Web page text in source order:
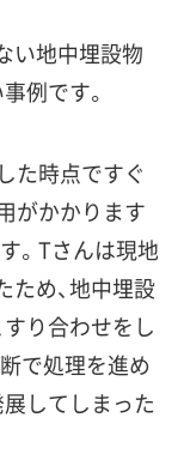
い地中埋設物
例です。
た時点ですぐ
がかかります
。Tさんは現地
め、地中埋設
り合わせをし
で処理を進め
してしまった